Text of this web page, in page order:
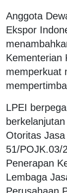
Anggota
Ekspor
Kementerian
memperkuat
LPEI
Otoritas
51/POJK.03/
Penerapan
Lembaga